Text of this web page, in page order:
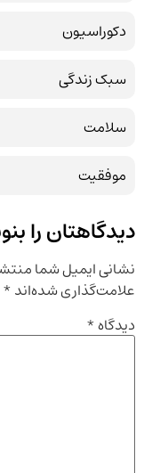
دکوراسیون
سبک زندگی
سلامت
موفقیت
دیدگاهتان را
نشانی ایمیل شما
علامت‌گذاری شده‌اند*
دیدگاه*